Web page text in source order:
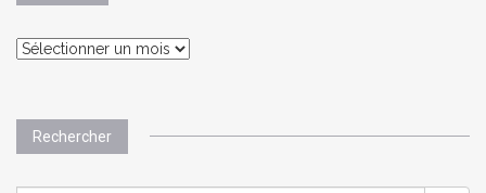
Archives
Rechercher